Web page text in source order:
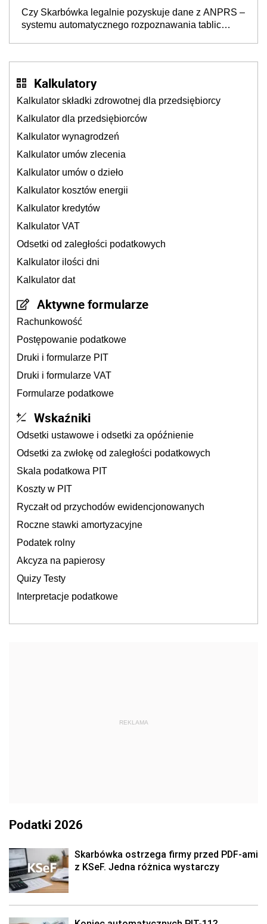
Czy Skarbówka legalnie pozyskuje dane z ANPRS –
systemu automatycznego rozpoznawania tablic
Kalkulatory
Kalkulator składki zdrowotnej dla przedsiębiorcy
Kalkulator dla przedsiębiorców
Kalkulator wynagrodzeń
Kalkulator umów zlecenia
Kalkulator umów o dzieło
Kalkulator kosztów energii
Kalkulator kredytów
Kalkulator VAT
Odsetki od zaległości podatkowych
Kalkulator ilości dni
Kalkulator dat
Aktywne formularze
Rachunkowość
Postępowanie podatkowe
Druki i formularze PIT
Druki i formularze VAT
Formularze podatkowe
Wskaźniki
Odsetki ustawowe i odsetki za opóźnienie
Odsetki za zwłokę od zaległości podatkowych
Skala podatkowa PIT
Koszty w PIT
Ryczałt od przychodów ewidencjonowanych
Roczne stawki amortyzacyjne
Podatek rolny
Akcyza na papierosy
Quizy Testy
Interpretacje podatkowe
REKLAMA
Podatki 2026
Skarbówka ostrzega firmy przed PDF-ami
z KSeF. Jedna różnica wystarczy